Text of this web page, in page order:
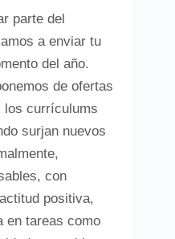
parte del
a enviar tu
del año.
de ofertas
los currículums
surjan nuevos
con
positiva,
en tareas como